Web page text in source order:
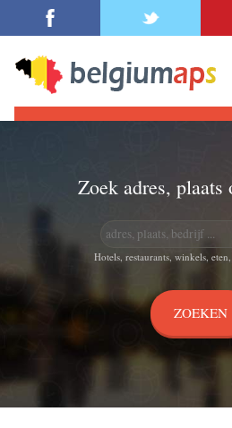
Zoek adres,
Hotels, restaurants, winkels,